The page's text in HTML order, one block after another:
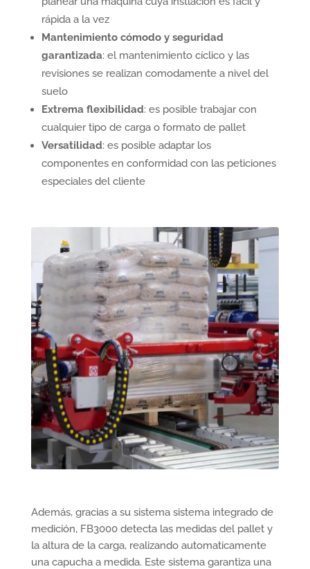
rápida a la vez
Mantenimiento cómodo y seguridad
garantizada: el mantenimiento cíclico y las
revisiones se realizan comodamente a nivel del
suelo
Extrema flexibilidad: es posible trabajar con
cualquier tipo de carga o formato de pallet
Versatilidad: es posible adaptar los
componentes en conformidad con las peticiones
especiales del cliente
Además, gracias a su sistema sistema integrado de
medición, FB3000 detecta las medidas del pallet y
la altura de la carga, realizando automaticamente
una capucha a medida. Este sistema garantiza una